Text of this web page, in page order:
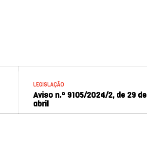
LEGISLAÇÃO
Aviso n.º 9105/2024/2, de 29 de
abril